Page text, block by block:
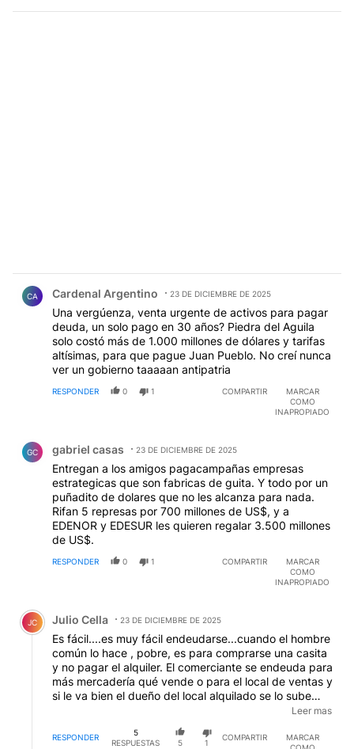
CA Cardenal Argentino 23 DE DICIEMBRE DE 2025
Una vergúenza, venta urgente de activos para pagar
deuda, un solo pago en 30 años? Piedra del Aguila
solo costó más de 1.000 millones de dólares y tarifas
altísimas, para que pague Juan Pueblo. No creí nunca
ver un gobierno taaaaan antipatria
RESPONDER 0 1 COMPARTIR
MARCAR
COMO
INAPROPIADO
GC gabriel casas 23 DE DICIEMBRE DE 2025
Entregan a los amigos pagacampañas empresas
estrategicas que son fabricas de guita. Y todo por un
puñadito de dolares que no les alcanza para nada.
Rifan 5 represas por 700 millones de US$, y a
EDENOR y EDESUR les quieren regalar 3.500 millones
de US$.
RESPONDER 0 1 COMPARTIR
MARCAR
COMO
INAPROPIADO
Comentario de Julio Cella.
JC Julio Cella 23 DE DICIEMBRE DE 2025
Es fácil....es muy fácil endeudarse...cuando el hombre
común lo hace , pobre, es para comprarse una casita
y no pagar el alquiler. El comerciante se endeuda para
más mercadería qué vende o para el local de ventas y
si le va bien el dueño del local alquilado se lo sube
esteril y monstruoso ¿ para que sirve? Las ventas de
bienes que nos costaron esfuerzos ¿ para que sirven?
Leer mas
RESPONDER
5
RESPUESTAS
5 1
COMPARTIR
MARCAR